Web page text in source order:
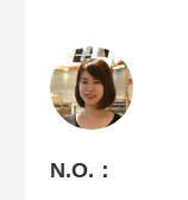
N.O.：